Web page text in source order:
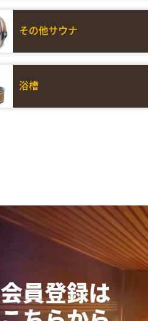
その他サウナ
浴槽
会員登録は